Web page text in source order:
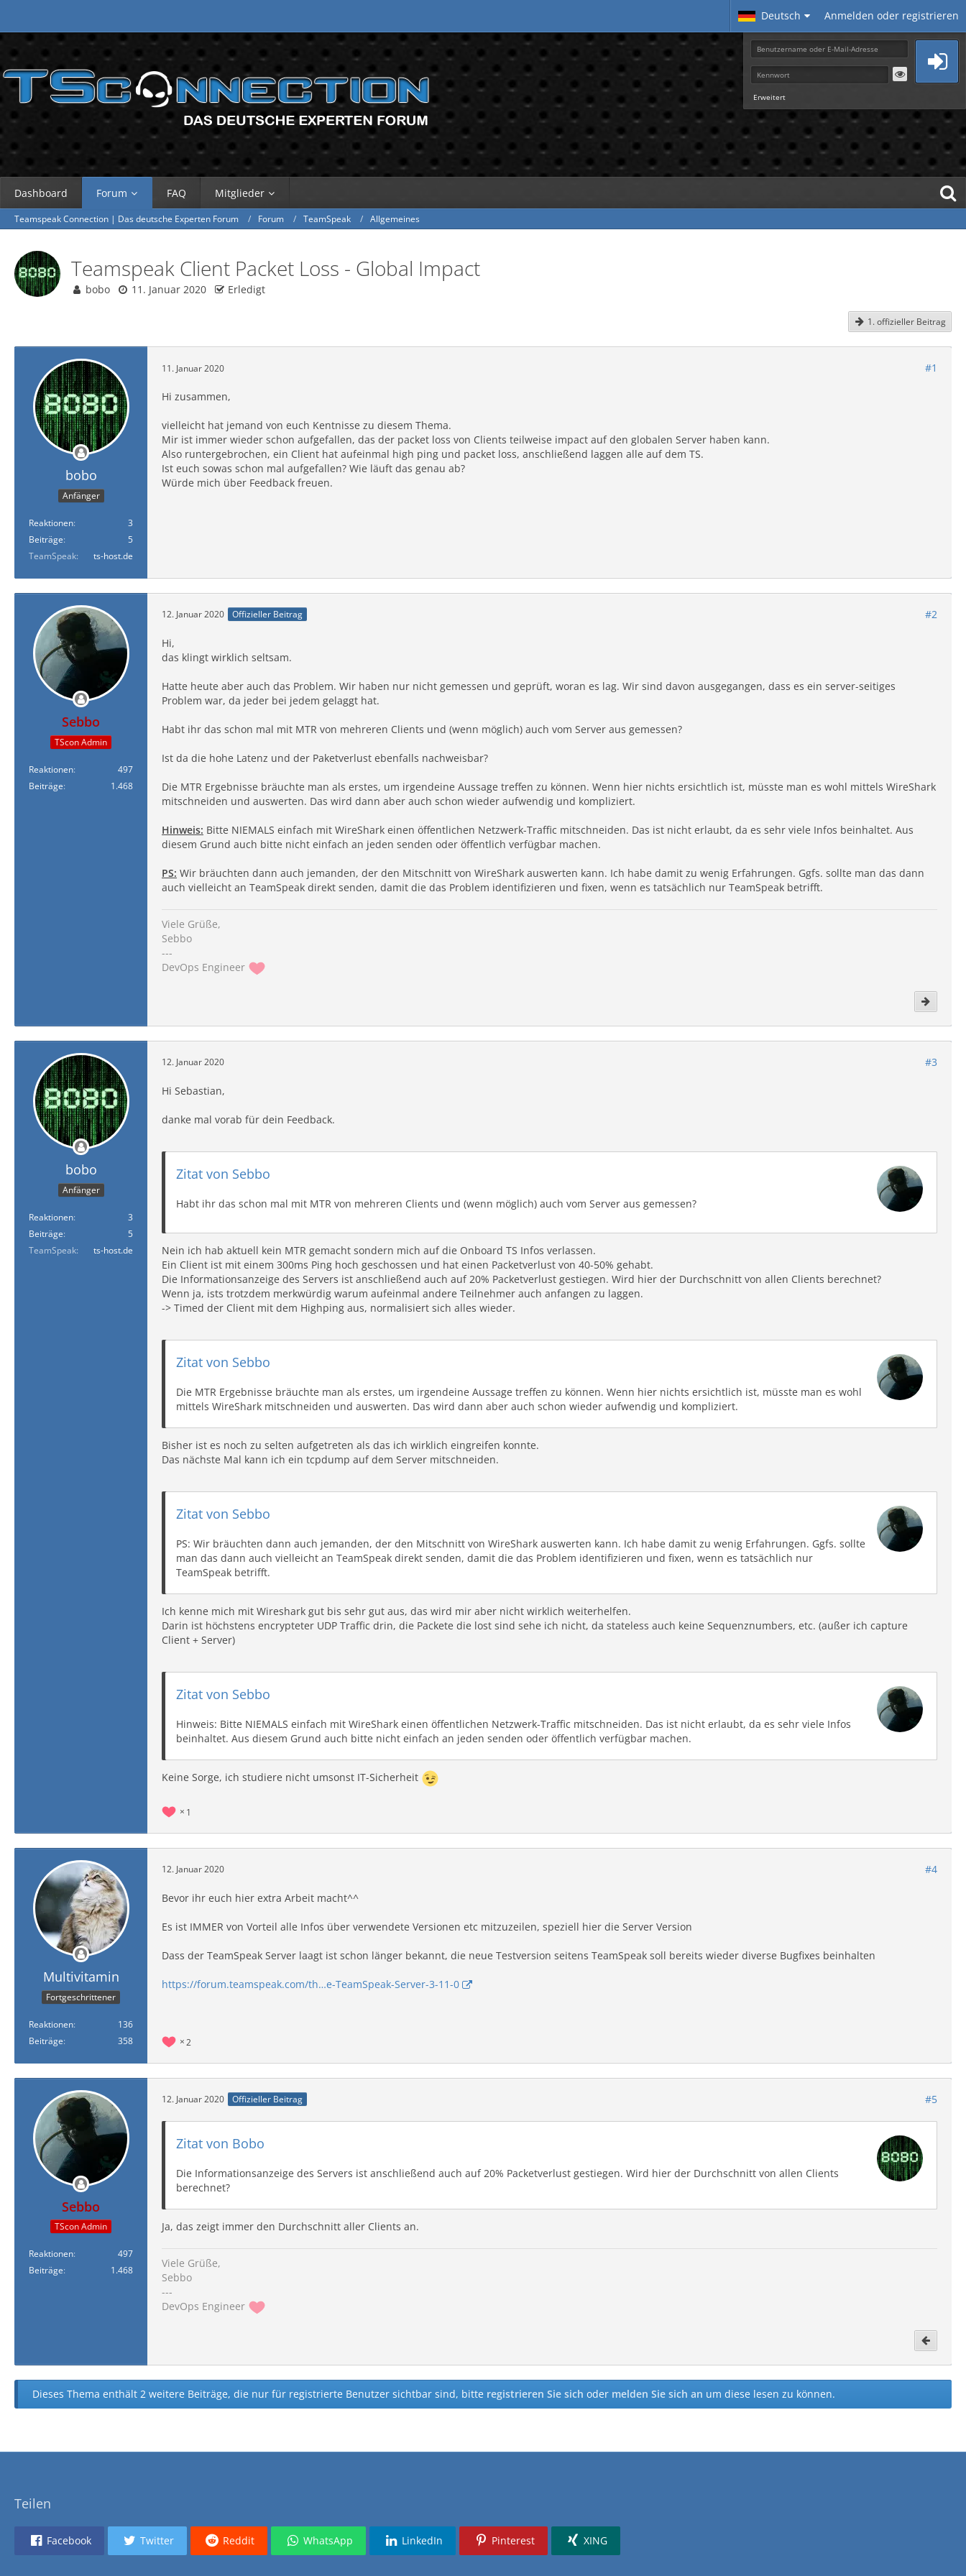
Deutsch Anmelden oder registrieren
Erweitert
Dashboard Forum FAQ Mitglieder
Teamspeak Connection | Das deutsche Experten Forum Forum TeamSpeak Allgemeines
Teamspeak Client Packet Loss - Global Impact
bobo 11. Januar 2020 Erledigt
1. offizieller Beitrag
bobo
Anfänger
Reaktionen
3
Beiträge
5
TeamSpeak
ts-host.de
11. Januar 2020 #1
Hi zusammen,
vielleicht hat jemand von euch Kentnisse zu diesem Thema.
Mir ist immer wieder schon aufgefallen, das der packet loss von Clients teilweise impact auf den globalen Server haben kann.
Also runtergebrochen, ein Client hat aufeinmal high ping und packet loss, anschließend laggen alle auf dem TS.
Ist euch sowas schon mal aufgefallen? Wie läuft das genau ab?
Würde mich über Feedback freuen.
Sebbo
TScon Admin
Reaktionen
497
Beiträge
1.468
12. Januar 2020 Offizieller Beitrag #2
Hi,
das klingt wirklich seltsam.
Hatte heute aber auch das Problem. Wir haben nur nicht gemessen und geprüft, woran es lag. Wir sind davon ausgegangen, dass es ein server-seitiges
Problem war, da jeder bei jedem gelaggt hat.
Habt ihr das schon mal mit MTR von mehreren Clients und (wenn möglich) auch vom Server aus gemessen?
Ist da die hohe Latenz und der Paketverlust ebenfalls nachweisbar?
Die MTR Ergebnisse bräuchte man als erstes, um irgendeine Aussage treffen zu können. Wenn hier nichts ersichtlich ist, müsste man es wohl mittels WireShark
mitschneiden und auswerten. Das wird dann aber auch schon wieder aufwendig und kompliziert.
Hinweis: Bitte NIEMALS einfach mit WireShark einen öffentlichen Netzwerk-Traffic mitschneiden. Das ist nicht erlaubt, da es sehr viele Infos beinhaltet. Aus
diesem Grund auch bitte nicht einfach an jeden senden oder öffentlich verfügbar machen.
PS: Wir bräuchten dann auch jemanden, der den Mitschnitt von WireShark auswerten kann. Ich habe damit zu wenig Erfahrungen. Ggfs. sollte man das dann
auch vielleicht an TeamSpeak direkt senden, damit die das Problem identifizieren und fixen, wenn es tatsächlich nur TeamSpeak betrifft.
Viele Grüße,
Sebbo
---
DevOps Engineer
bobo
Anfänger
Reaktionen
3
Beiträge
5
TeamSpeak
ts-host.de
12. Januar 2020 #3
Hi Sebastian,
danke mal vorab für dein Feedback.
Zitat von Sebbo
Habt ihr das schon mal mit MTR von mehreren Clients und (wenn möglich) auch vom Server aus gemessen?
Nein ich hab aktuell kein MTR gemacht sondern mich auf die Onboard TS Infos verlassen.
Ein Client ist mit einem 300ms Ping hoch geschossen und hat einen Packetverlust von 40-50% gehabt.
Die Informationsanzeige des Servers ist anschließend auch auf 20% Packetverlust gestiegen. Wird hier der Durchschnitt von allen Clients berechnet?
Wenn ja, ists trotzdem merkwürdig warum aufeinmal andere Teilnehmer auch anfangen zu laggen.
-> Timed der Client mit dem Highping aus, normalisiert sich alles wieder.
Zitat von Sebbo
Die MTR Ergebnisse bräuchte man als erstes, um irgendeine Aussage treffen zu können. Wenn hier nichts ersichtlich ist, müsste man es wohl
mittels WireShark mitschneiden und auswerten. Das wird dann aber auch schon wieder aufwendig und kompliziert.
Bisher ist es noch zu selten aufgetreten als das ich wirklich eingreifen konnte.
Das nächste Mal kann ich ein tcpdump auf dem Server mitschneiden.
Zitat von Sebbo
PS: Wir bräuchten dann auch jemanden, der den Mitschnitt von WireShark auswerten kann. Ich habe damit zu wenig Erfahrungen. Ggfs. sollte
man das dann auch vielleicht an TeamSpeak direkt senden, damit die das Problem identifizieren und fixen, wenn es tatsächlich nur
TeamSpeak betrifft.
Ich kenne mich mit Wireshark gut bis sehr gut aus, das wird mir aber nicht wirklich weiterhelfen.
Darin ist höchstens encrypteter UDP Traffic drin, die Packete die lost sind sehe ich nicht, da stateless auch keine Sequenznumbers, etc. (außer ich capture
Client + Server)
Zitat von Sebbo
Hinweis: Bitte NIEMALS einfach mit WireShark einen öffentlichen Netzwerk-Traffic mitschneiden. Das ist nicht erlaubt, da es sehr viele Infos
beinhaltet. Aus diesem Grund auch bitte nicht einfach an jeden senden oder öffentlich verfügbar machen.
Keine Sorge, ich studiere nicht umsonst IT-Sicherheit
1
Multivitamin
Fortgeschrittener
Reaktionen
136
Beiträge
358
12. Januar 2020 #4
Bevor ihr euch hier extra Arbeit macht^^
Es ist IMMER von Vorteil alle Infos über verwendete Versionen etc mitzuzeilen, speziell hier die Server Version
Dass der TeamSpeak Server laagt ist schon länger bekannt, die neue Testversion seitens TeamSpeak soll bereits wieder diverse Bugfixes beinhalten
https://forum.teamspeak.com/th…e-TeamSpeak-Server-3-11-0
2
Sebbo
TScon Admin
Reaktionen
497
Beiträge
1.468
12. Januar 2020 Offizieller Beitrag #5
Zitat von Bobo
Die Informationsanzeige des Servers ist anschließend auch auf 20% Packetverlust gestiegen. Wird hier der Durchschnitt von allen Clients
berechnet?
Ja, das zeigt immer den Durchschnitt aller Clients an.
Viele Grüße,
Sebbo
---
DevOps Engineer
Dieses Thema enthält 2 weitere Beiträge, die nur für registrierte Benutzer sichtbar sind, bitte registrieren Sie sich oder melden Sie sich an um diese lesen zu können.
Teilen
Facebook Twitter Reddit WhatsApp LinkedIn Pinterest XING